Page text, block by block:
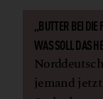
„BUTTER BEI
WAS SOLL DAS
jemand